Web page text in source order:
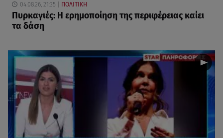
04.08.26, 21:35 ΠΟΛΙΤΙΚΗ
Πυρκαγιές: Η ερημοποίηση της περιφέρειας καίει
τα δάση